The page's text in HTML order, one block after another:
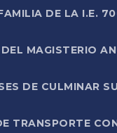
DE LA I.E.
DEL MAGISTERIO
DE CULMINAR
TRANSPORTE